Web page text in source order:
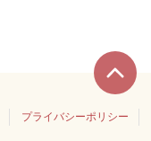
プライバシーポリシー